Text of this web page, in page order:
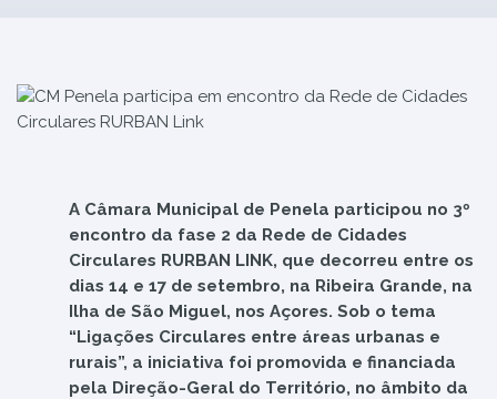
A Câmara Municipal de Penela participou no 3º
encontro da fase 2 da Rede de Cidades
Circulares RURBAN LINK, que decorreu entre os
dias 14 e 17 de setembro, na Ribeira Grande, na
Ilha de São Miguel, nos Açores. Sob o tema
“Ligações Circulares entre áreas urbanas e
rurais”, a iniciativa foi promovida e financiada
pela Direção-Geral do Território, no âmbito da